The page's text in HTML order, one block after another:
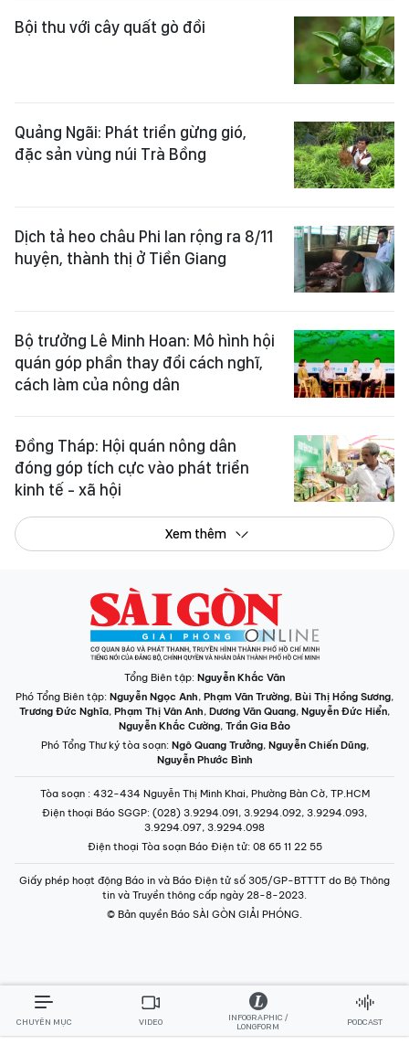
Bội thu với cây quất gò đồi
Quảng Ngãi: Phát triển gừng gió,
đặc sản vùng núi Trà Bồng
Dịch tả heo châu Phi lan rộng ra 8/11
huyện, thành thị ở Tiền Giang
Bộ trưởng Lê Minh Hoan: Mô hình hội
quán góp phần thay đổi cách nghĩ,
cách làm của nông dân
Đồng Tháp: Hội quán nông dân
đóng góp tích cực vào phát triển
kinh tế - xã hội
Xem thêm
Tổng Biên tập: Nguyễn Khắc Văn
Phó Tổng Biên tập: Nguyễn Ngọc Anh, Phạm Văn Trường, Bùi Thị Hồng Sương,
Trương Đức Nghĩa, Phạm Thị Vân Anh, Dương Văn Quang, Nguyễn Đức Hiển,
Nguyễn Khắc Cường, Trần Gia Bảo
Phó Tổng Thư ký tòa soạn: Ngô Quang Trưởng, Nguyễn Chiến Dũng,
Nguyễn Phước Bình
Tòa soạn : 432-434 Nguyễn Thị Minh Khai, Phường Bàn Cờ, TP.HCM
Điện thoại Báo SGGP: (028) 3.9294.091, 3.9294.092, 3.9294.093,
3.9294.097, 3.9294.098
Điện thoại Tòa soạn Báo Điện tử: 08 65 11 22 55
Giấy phép hoạt động Báo in và Báo Điện tử số 305/GP-BTTTT do Bộ Thông
tin và Truyền thông cấp ngày 28-8-2023.
© Bản quyền Báo SÀI GÒN GIẢI PHÓNG.
CHUYÊN MỤC VIDEO
INFOGRAPHIC /
LONGFORM
PODCAST